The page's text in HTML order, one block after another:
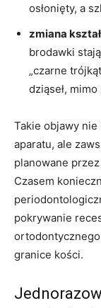
osłonięty, a
zmiana
brodawki
„czarne
dziąseł,
Takie objawy
aparatu, ale
planowane
Czasem
pokrywanie
granice kości.